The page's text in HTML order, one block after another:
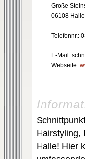
Große
06108 Halle
Telefonnr.:
E-Mail:
Webseite:
Hairstyling,
Halle! Hier